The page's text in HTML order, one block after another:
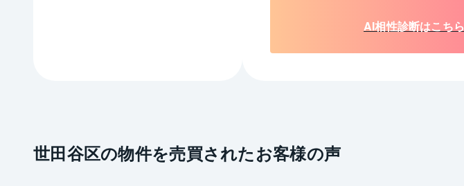
AI相性診断はこちら
世田谷区の物件を売買されたお客様の声